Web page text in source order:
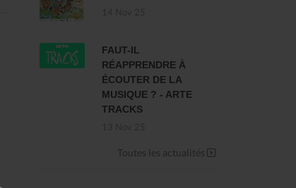
FAUT-IL
RÉAPPRENDRE À
ÉCOUTER DE LA
MUSIQUE ? - ARTE
TRACKS
Toutes les actualités